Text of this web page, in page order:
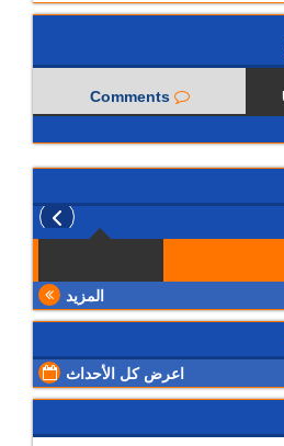
Comments
المزيد
اعرض كل الأحداث